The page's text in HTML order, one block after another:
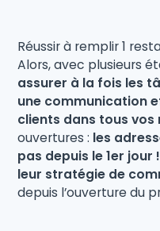
Réussir à remplir 1
Alors, avec plusieurs
assurer à la fois les
une communication
clients dans tous
ouvertures : les
pas depuis le 1er jour !
leur stratégie de
depuis l’ouverture du